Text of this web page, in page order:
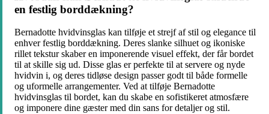
en festlig borddækning?
Bernadotte hvidvinsglas kan tilføje et strejf af stil og elegance til
enhver festlig borddækning. Deres slanke silhuet og ikoniske
rillet tekstur skaber en imponerende visuel effekt, der får bordet
til at skille sig ud. Disse glas er perfekte til at servere og nyde
hvidvin i, og deres tidløse design passer godt til både formelle
og uformelle arrangementer. Ved at tilføje Bernadotte
hvidvinsglas til bordet, kan du skabe en sofistikeret atmosfære
og imponere dine gæster med din sans for detaljer og stil.